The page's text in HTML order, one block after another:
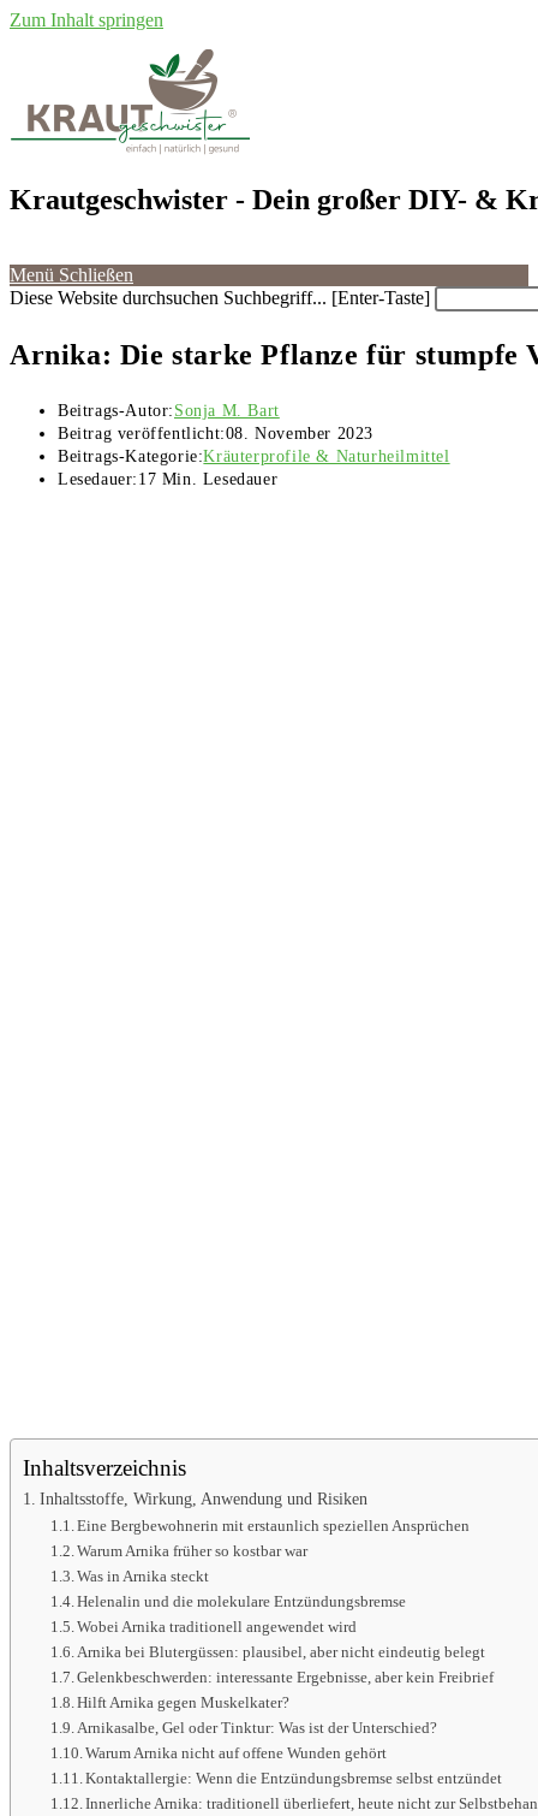
Zum Inhalt springen
Krautgeschwister - Dein großer DIY- &
Menü Schließen
Diese Website durchsuchen Suchbegriff... [Enter-Taste]
Arnika: Die starke Pflanze für stumpfe
Beitrags-Autor: Sonja M. Bart
Beitrag veröffentlicht:08. November 2023
Beitrags-Kategorie:Kräuterprofile & Naturheilmittel
Lesedauer: 17 Min. Lesedauer
Inhaltsverzeichnis
Inhaltsstoffe, Wirkung, Anwendung und Risiken
Eine Bergbewohnerin mit erstaunlich speziellen Ansprüchen
Warum Arnika früher so kostbar war
Was in Arnika steckt
Helenalin und die molekulare Entzündungsbremse
Wobei Arnika traditionell angewendet wird
Arnika bei Blutergüssen: plausibel, aber nicht eindeutig belegt
Gelenkbeschwerden: interessante Ergebnisse, aber kein Freibrief
Hilft Arnika gegen Muskelkater?
Arnikasalbe, Gel oder Tinktur: Was ist der Unterschied?
Warum Arnika nicht auf offene Wunden gehört
Kontaktallergie: Wenn die Entzündungsbremse selbst entzündet
Innerliche Arnika: traditionell überliefert, heute nicht zur